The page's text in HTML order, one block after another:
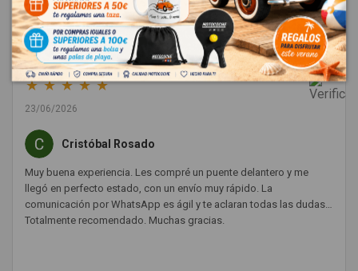
Dejar una reseña
★ ★ ★ ★ ★
23/06/2026
Cristóbal Rosado
Muy buena experiencia. Les compré un puente delantero y me
llegó en perfecto estado, con un envío muy rápido. La
comunicación por WhatsApp es ágil y te aclaran todas las dudas.
Totalmente recomendado. Muchas gracias.